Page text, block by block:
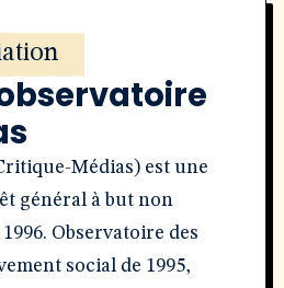
Médias) est une
général à but non
Observatoire des
social de 1995,